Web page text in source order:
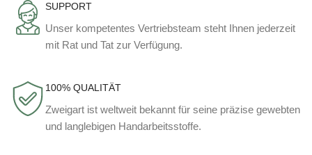
SUPPORT
Unser kompetentes Vertriebsteam steht Ihnen jederzeit
mit Rat und Tat zur Verfügung.
100% QUALITÄT
Zweigart ist weltweit bekannt für seine präzise gewebten
und langlebigen Handarbeitsstoffe.